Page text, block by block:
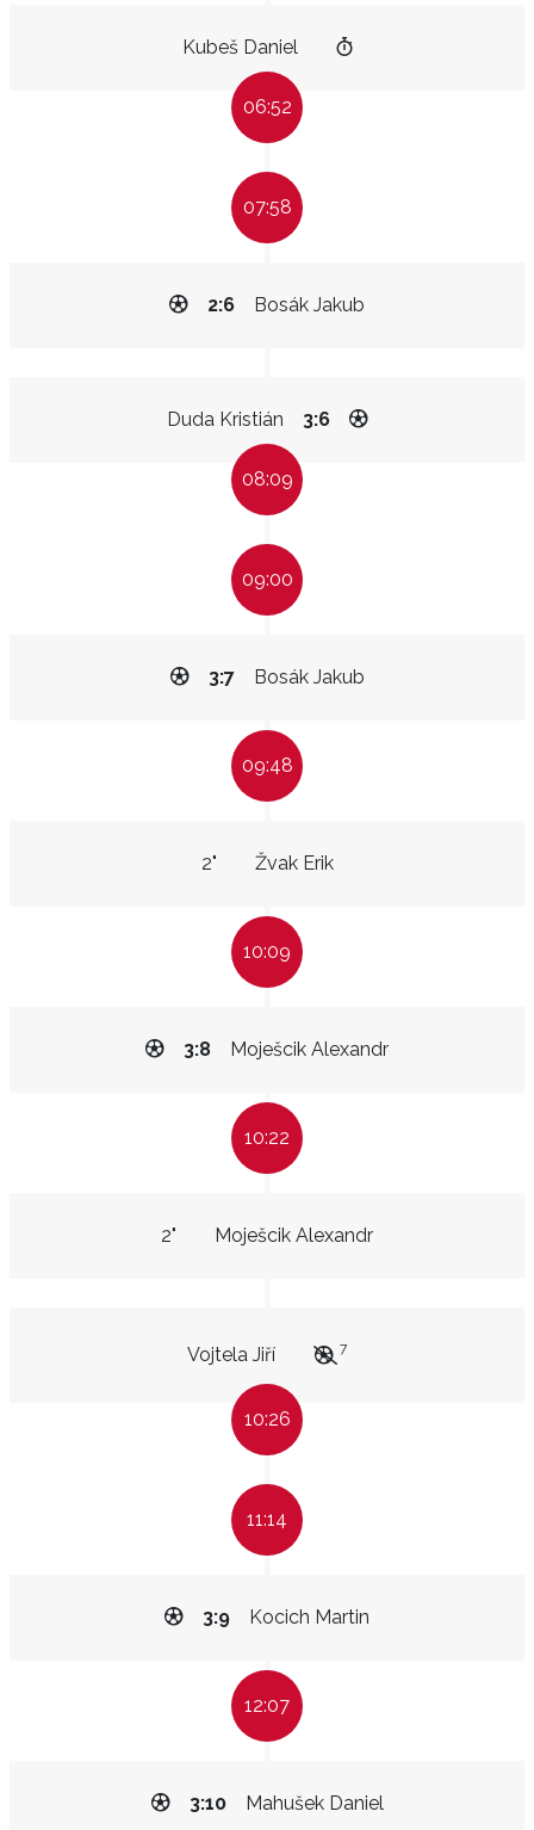
Kubeš Daniel
06:52
07:58
Bosák Jakub
2:6
Duda Kristián 3:6
08:09
09:00
Bosák Jakub
3:7
09:48
Žvak Erik
2"
10:09
Moješcik Alexandr
3:8
10:22
Moješcik Alexandr
2"
Vojtela Jiří 7
10:26
11:14
Kocich Martin
3:9
12:07
Mahušek Daniel
3:10